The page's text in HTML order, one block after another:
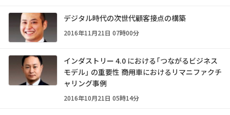
デジタル時代の次世代顧客接点の構築
2016年11月21日 07時00分
インダストリー 4.0 における「つながるビジネス
モデル」 の重要性 ――商用車におけるリマニファクチ
ャリング事例
2016年10月21日 05時14分